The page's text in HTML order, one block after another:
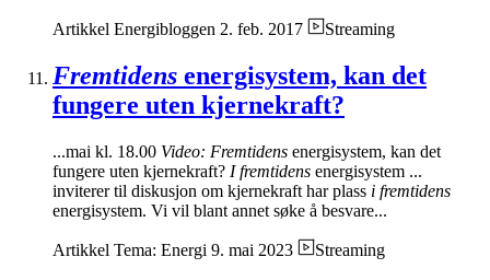
Artikkel Energibloggen 2. feb. 2017 Streaming
Fremtidens energisystem, kan det
fungere uten kjernekraft?
...mai kl. 18.00 Video: Fremtidens energisystem, kan det
fungere uten kjernekraft? I fremtidens energisystem ...
inviterer til diskusjon om kjernekraft har plass i fremtidens
energisystem. Vi vil blant annet søke å besvare...
Artikkel Tema: Energi 9. mai 2023 Streaming